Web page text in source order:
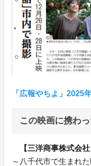
「広報やちよ」2025
この映画に携わ
【三洋商事株式会社
～八千代市で生まれ